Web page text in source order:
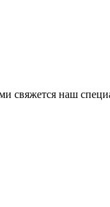
свяжется наш